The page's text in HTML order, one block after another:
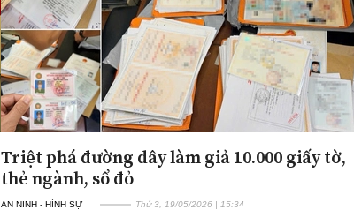
Triệt phá đường dây làm giả 10.000 giấy tờ,
thẻ ngành, sổ đỏ
AN NINH - HÌNH SỰ Thứ 3, 19/05/2026 | 15:34